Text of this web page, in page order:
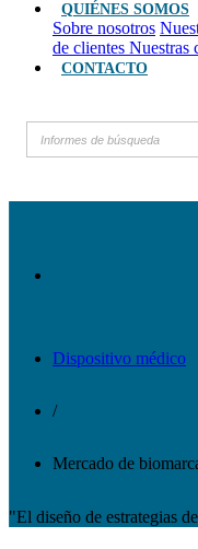
QUIÉNES SOMOS
Sobre nosotros
de clientes Nuestras
CONTACTO
Dispositivo médico
/
Mercado de
"El diseño de estrategias